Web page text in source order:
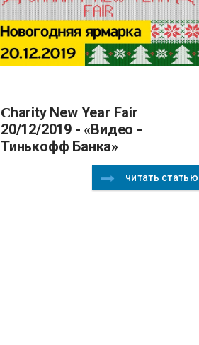
Charity New Year Fair
20/12/2019 - «Видео -
Тинькофф Банка»
читать статью